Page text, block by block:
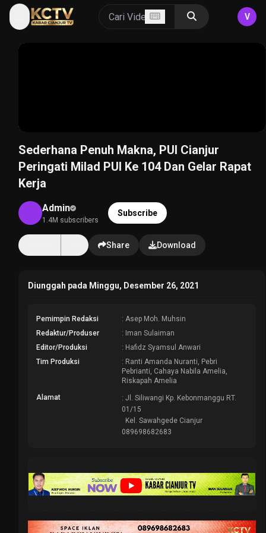
V
Sederhana Penuh Makna, PUI Cianjur
Peringati Milad PUI Ke 104 Dan Gelar Rapat
Kerja
Admin
1.4M subscribers
Subscribe
Share Download
Diunggah pada Minggu, Desember 26, 2021
Pemimpin Redaksi
: Asep Moh. Muhsin
Redaktur/Produser
: Iman Sulaiman
Editor/Produksi
: Hafidz Syamsul Anwari
Tim Produksi
: Ranti Amanda Nuranti, Pebri
Pebrianti, Cahaya Nabila Amelia,
Riskapah Amelia
Alamat
: Jl. Siliwangi Kp. Kebonmanggu RT.
01/15
Kel. Sawahgede Cianjur
089698682683